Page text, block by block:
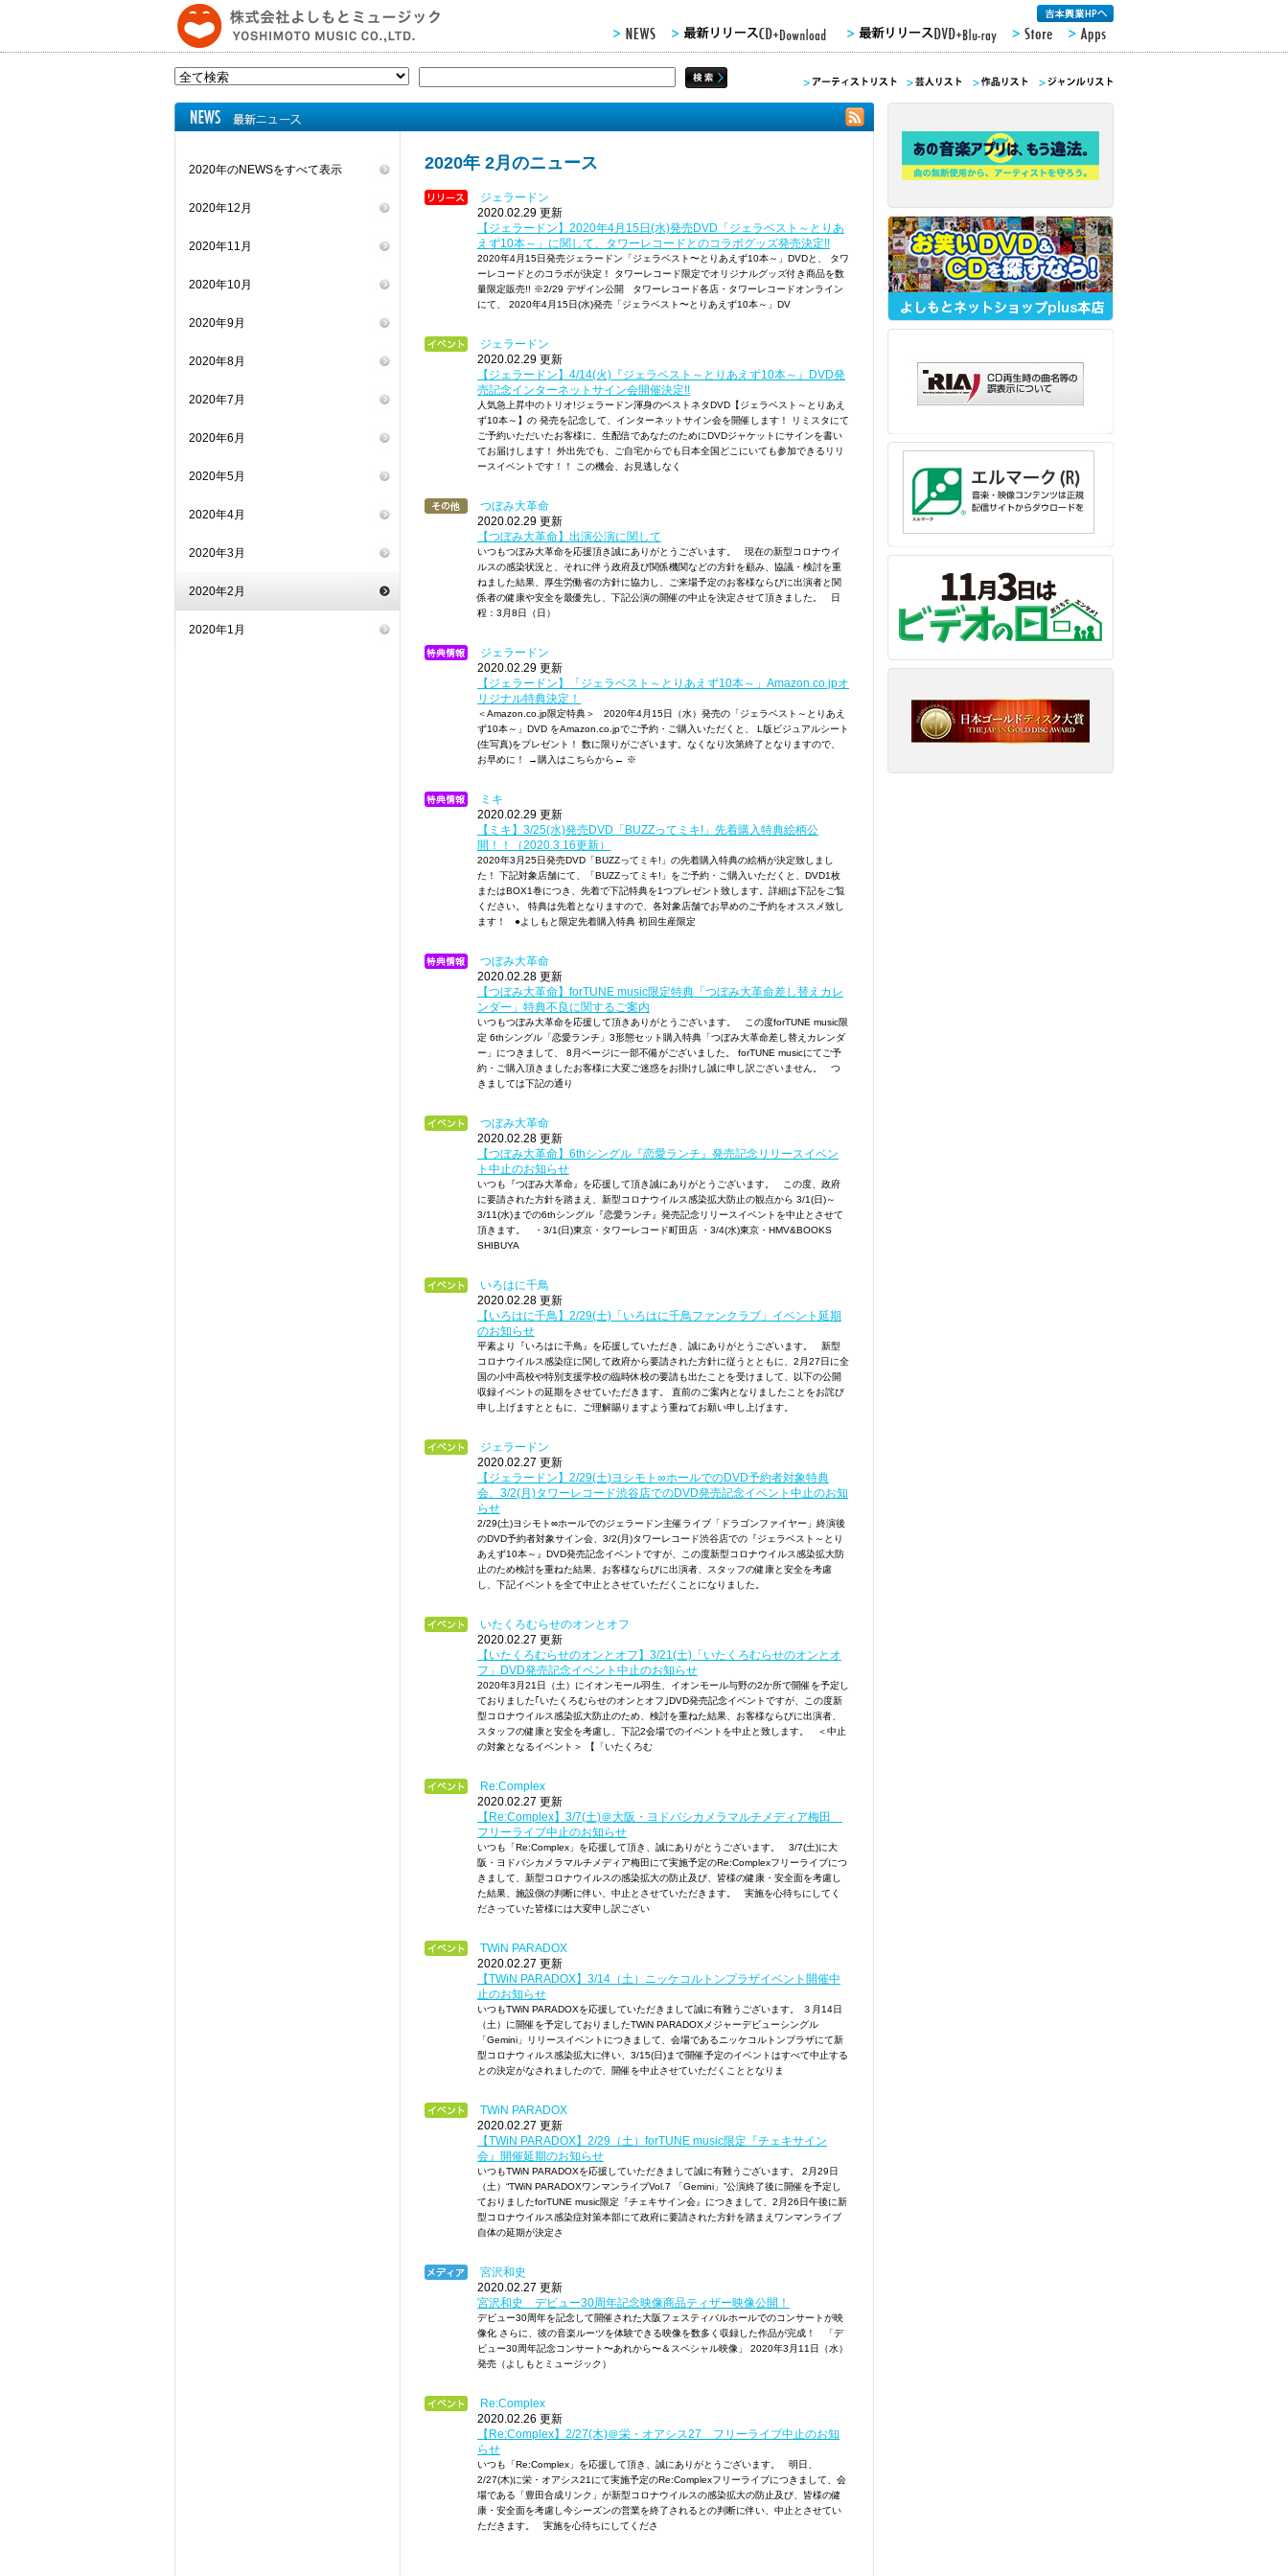
2020年のNEWSをすべて表示
2020年12月
2020年11月
2020年10月
2020年9月
2020年8月
2020年7月
2020年6月
2020年5月
2020年4月
2020年3月
2020年2月
2020年1月
2020年 2月のニュース
ジェラードン
2020.02.29 更新
【ジェラードン】2020年4月15日(水)発売DVD「ジェラベスト～とりあ
えず10本～」に関して、タワーレコードとのコラボグッズ発売決定!!
2020年4月15日発売ジェラードン「ジェラベスト〜とりあえず10本～」DVDと、 タワ
ーレコードとのコラボが決定！ タワーレコード限定でオリジナルグッズ付き商品を数
量限定販売!! ※2/29 デザイン公開 タワーレコード各店・タワーレコードオンライン
にて、 2020年4月15日(水)発売「ジェラベスト〜とりあえず10本～」DV
ジェラードン
2020.02.29 更新
【ジェラードン】4/14(火)『ジェラベスト～とりあえず10本～』DVD発
売記念インターネットサイン会開催決定!!
人気急上昇中のトリオ!ジェラードン渾身のベストネタDVD【ジェラベスト～とりあえ
ず10本～】の 発売を記念して、インターネットサイン会を開催します！ リミスタにて
ご予約いただいたお客様に、生配信であなたのためにDVDジャケットにサインを書い
てお届けします！ 外出先でも、ご自宅からでも日本全国どこにいても参加できるリリ
ースイベントです！！ この機会、お見逃しなく
つぼみ大革命
2020.02.29 更新
【つぼみ大革命】出演公演に関して
いつもつぼみ大革命を応援頂き誠にありがとうございます。 現在の新型コロナウイ
ルスの感染状況と、それに伴う政府及び関係機関などの方針を顧み、協議・検討を重
ねました結果、厚生労働省の方針に協力し、ご来場予定のお客様ならびに出演者と関
係者の健康や安全を最優先し、下記公演の開催の中止を決定させて頂きました。 日
程：3月8日（日）
ジェラードン
2020.02.29 更新
【ジェラードン】「ジェラベスト～とりあえず10本～」Amazon.co.jpオ
リジナル特典決定！
＜Amazon.co.jp限定特典＞ 2020年4月15日（水）発売の「ジェラベスト～とりあえ
ず10本～」DVD をAmazon.co.jpでご予約・ご購入いただくと、 L版ビジュアルシート
(生写真)をプレゼント！ 数に限りがございます。なくなり次第終了となりますので、
お早めに！ →購入はこちらから← ※
ミキ
2020.02.29 更新
【ミキ】3/25(水)発売DVD「BUZZってミキ!」先着購入特典絵柄公
開！！（2020.3.16更新）
2020年3月25日発売DVD「BUZZってミキ!」の先着購入特典の絵柄が決定致しまし
た！ 下記対象店舗にて、「BUZZってミキ!」をご予約・ご購入いただくと、DVD1枚
またはBOX1巻につき、先着で下記特典を1つプレゼント致します。詳細は下記をご覧
ください。 特典は先着となりますので、各対象店舗でお早めのご予約をオススメ致し
ます！ ●よしもと限定先着購入特典 初回生産限定
つぼみ大革命
2020.02.28 更新
【つぼみ大革命】forTUNE music限定特典「つぼみ大革命差し替えカレ
ンダー」特典不良に関するご案内
いつもつぼみ大革命を応援して頂きありがとうございます。 この度forTUNE music限
定 6thシングル「恋愛ランチ」3形態セット購入特典「つぼみ大革命差し替えカレンダ
ー」につきまして、 8月ページに一部不備がございました。 forTUNE musicにてご予
約・ご購入頂きましたお客様に大変ご迷惑をお掛けし誠に申し訳ございません。 つ
きましては下記の通り
つぼみ大革命
2020.02.28 更新
【つぼみ大革命】6thシングル『恋愛ランチ』発売記念リリースイベン
ト中止のお知らせ
いつも『つぼみ大革命』を応援して頂き誠にありがとうございます。 この度、政府
に要請された方針を踏まえ、新型コロナウイルス感染拡大防止の観点から 3/1(日)～
3/11(水)までの6thシングル『恋愛ランチ』発売記念リリースイベントを中止とさせて
頂きます。 ・3/1(日)東京・タワーレコード町田店 ・3/4(水)東京・HMV&BOOKS
SHIBUYA
いろはに千鳥
2020.02.28 更新
【いろはに千鳥】2/29(土)「いろはに千鳥ファンクラブ」イベント延期
のお知らせ
平素より『いろはに千鳥』を応援していただき、誠にありがとうございます。 新型
コロナウイルス感染症に関して政府から要請された方針に従うとともに、2月27日に全
国の小中高校や特別支援学校の臨時休校の要請も出たことを受けまして、以下の公開
収録イベントの延期をさせていただきます。 直前のご案内となりましたことをお詫び
申し上げますとともに、ご理解賜りますよう重ねてお願い申し上げます。
ジェラードン
2020.02.27 更新
【ジェラードン】2/29(土)ヨシモト∞ホールでのDVD予約者対象特典
会、3/2(月)タワーレコード渋谷店でのDVD発売記念イベント中止のお知
らせ
2/29(土)ヨシモト∞ホールでのジェラードン主催ライブ「ドラゴンファイヤー」終演後
のDVD予約者対象サイン会、3/2(月)タワーレコード渋谷店での『ジェラベスト～とり
あえず10本～』DVD発売記念イベントですが、この度新型コロナウイルス感染拡大防
止のため検討を重ねた結果、お客様ならびに出演者、スタッフの健康と安全を考慮
し、下記イベントを全て中止とさせていただくことになりました。
いたくろむらせのオンとオフ
2020.02.27 更新
【いたくろむらせのオンとオフ】3/21(土)「いたくろむらせのオンとオ
フ」DVD発売記念イベント中止のお知らせ
2020年3月21日（土）にイオンモール羽生、イオンモール与野の2か所で開催を予定し
ておりました｢いたくろむらせのオンとオフ｣DVD発売記念イベントですが、この度新
型コロナウイルス感染拡大防止のため、検討を重ねた結果、お客様ならびに出演者、
スタッフの健康と安全を考慮し、下記2会場でのイベントを中止と致します。 ＜中止
の対象となるイベント＞ 【「いたくろむ
Re:Complex
2020.02.27 更新
【Re:Complex】3/7(土)＠大阪・ヨドバシカメラマルチメディア梅田
フリーライブ中止のお知らせ
いつも「Re:Complex」を応援して頂き、誠にありがとうございます。 3/7(土)に大
阪・ヨドバシカメラマルチメディア梅田にて実施予定のRe:Complexフリーライブにつ
きまして、新型コロナウイルスの感染拡大の防止及び、皆様の健康・安全面を考慮し
た結果、施設側の判断に伴い、中止とさせていただきます。 実施を心待ちにしてく
ださっていた皆様には大変申し訳ござい
TWiN PARADOX
2020.02.27 更新
【TWiN PARADOX】3/14（土）ニッケコルトンプラザイベント開催中
止のお知らせ
いつもTWiN PARADOXを応援していただきまして誠に有難うございます。 ３月14日
（土）に開催を予定しておりましたTWiN PARADOXメジャーデビューシングル
「Gemini」リリースイベントにつきまして、会場であるニッケコルトンプラザにて新
型コロナウィルス感染拡大に伴い、3/15(日)まで開催予定のイベントはすべて中止する
との決定がなされましたので、開催を中止させていただくこととなりま
TWiN PARADOX
2020.02.27 更新
【TWiN PARADOX】2/29（土）forTUNE music限定『チェキサイン
会』開催延期のお知らせ
いつもTWiN PARADOXを応援していただきまして誠に有難うございます。 2月29日
（土）“TWiN PARADOXワンマンライブVol.7 「Gemini」”公演終了後に開催を予定し
ておりましたforTUNE music限定『チェキサイン会』につきまして、2月26日午後に新
型コロナウイルス感染症対策本部にて政府に要請された方針を踏まえワンマンライブ
自体の延期が決定さ
宮沢和史
2020.02.27 更新
宮沢和史 デビュー30周年記念映像商品ティザー映像公開！
デビュー30周年を記念して開催された大阪フェスティバルホールでのコンサートが映
像化 さらに、彼の音楽ルーツを体験できる映像を数多く収録した作品が完成！ 「デ
ビュー30周年記念コンサート〜あれから〜＆スペシャル映像」 2020年3月11日（水）
発売（よしもとミュージック）
Re:Complex
2020.02.26 更新
【Re:Complex】2/27(木)＠栄・オアシス27 フリーライブ中止のお知
らせ
いつも「Re:Complex」を応援して頂き、誠にありがとうございます。 明日、
2/27(木)に栄・オアシス21にて実施予定のRe:Complexフリーライブにつきまして、会
場である「豊田合成リンク」が新型コロナウイルスの感染拡大の防止及び、皆様の健
康・安全面を考慮し今シーズンの営業を終了されるとの判断に伴い、中止とさせてい
ただきます。 実施を心待ちにしてくださ